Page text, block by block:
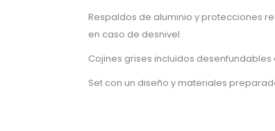
Respaldos de aluminio y protecciones
en caso de desnivel
Cojines grises incluidos
Set con un diseño y materiales